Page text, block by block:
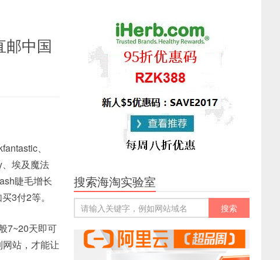
邮中国
、
埃及魔法
睫毛增长
3付2等。
7~20天即可
站，才能让
搜索海淘实验室